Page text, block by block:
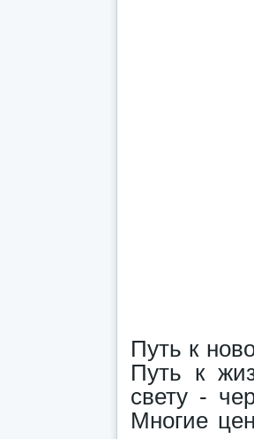
Путь к
Путь к
свету -
Многие